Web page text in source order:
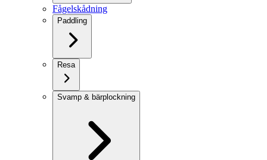
Fågelskådning
Paddling
Resa
Svamp & bärplockning